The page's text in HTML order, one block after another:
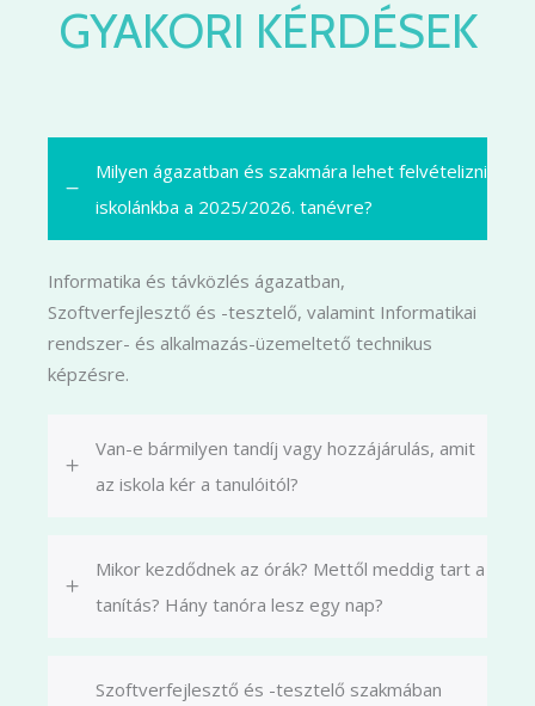
GYAKORI KÉRDÉSEK
Milyen ágazatban és szakmára lehet felvételizni
iskolánkba a 2025/2026. tanévre?
Informatika és távközlés ágazatban,
Szoftverfejlesztő és -tesztelő, valamint Informatikai
rendszer- és alkalmazás-üzemeltető technikus
képzésre.
Van-e bármilyen tandíj vagy hozzájárulás, amit
az iskola kér a tanulóitól?
Mikor kezdődnek az órák? Mettől meddig tart a
tanítás? Hány tanóra lesz egy nap?
Szoftverfejlesztő és -tesztelő szakmában